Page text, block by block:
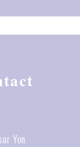
Yon((opent in een